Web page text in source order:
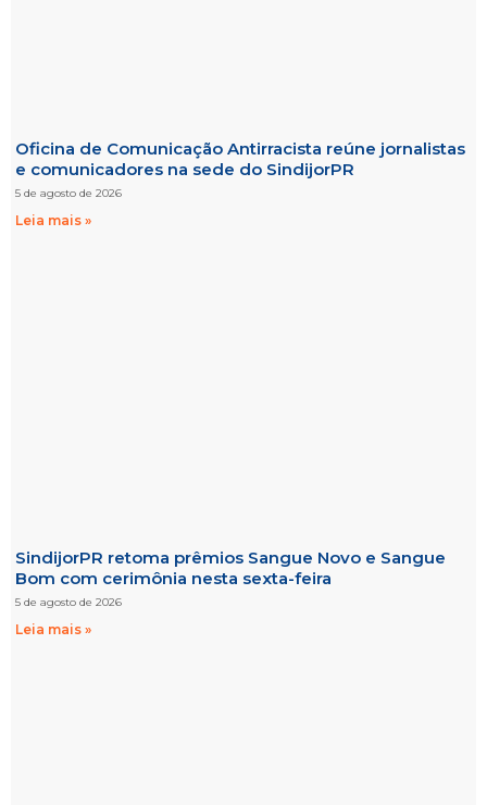
Oficina de Comunicação Antirracista reúne jornalistas
e comunicadores na sede do SindijorPR
5 de agosto de 2026
Leia mais »
SindijorPR retoma prêmios Sangue Novo e Sangue
Bom com cerimônia nesta sexta-feira
5 de agosto de 2026
Leia mais »